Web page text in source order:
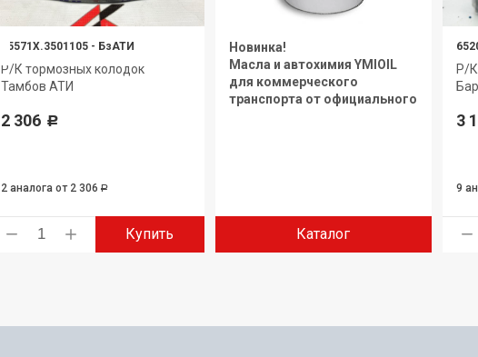
55571Х.3501105 - БзАТИ
Р/К тормозных колодок
Тамбов АТИ
2 306 Р
2 аналога от 2 306 Р
Купить
Новинка!
Масла и автохимия YMIOIL
для коммерческого
транспорта от официального
Каталог
Р/
3
9